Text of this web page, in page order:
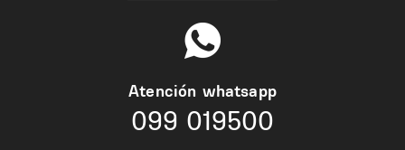
Atención whatsapp
099 019500